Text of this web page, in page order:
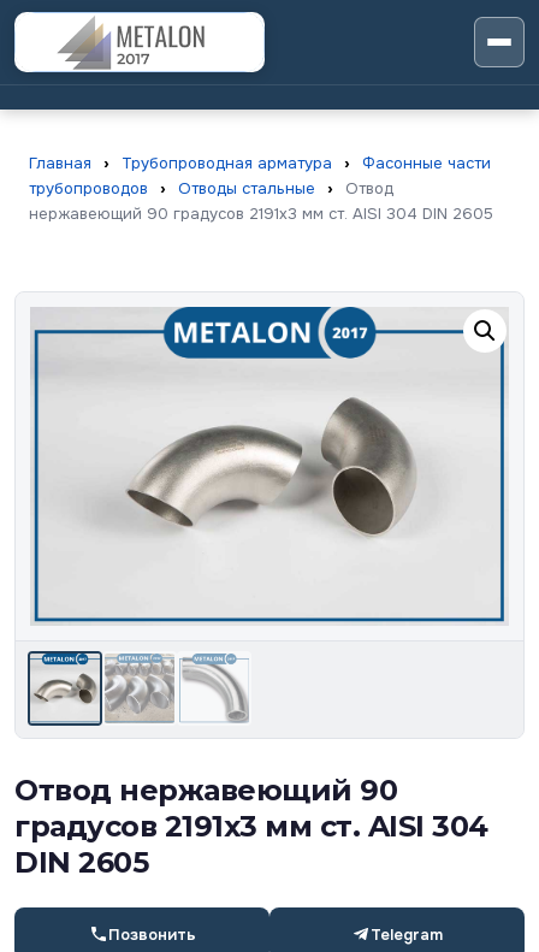
Главная › Трубопроводная арматура ›
Фасонные части
трубопроводов
› Отводы стальные ›
Отвод
нержавеющий 90 градусов 2191х3 мм ст. AISI 304 DIN 2605
Отвод нержавеющий 90
градусов 2191х3 мм ст. AISI 304
DIN 2605
Позвонить Telegram